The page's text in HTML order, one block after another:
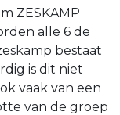
ZESKAMP
alle 6 de
bestaat
is dit niet
vaak van een
van de groep